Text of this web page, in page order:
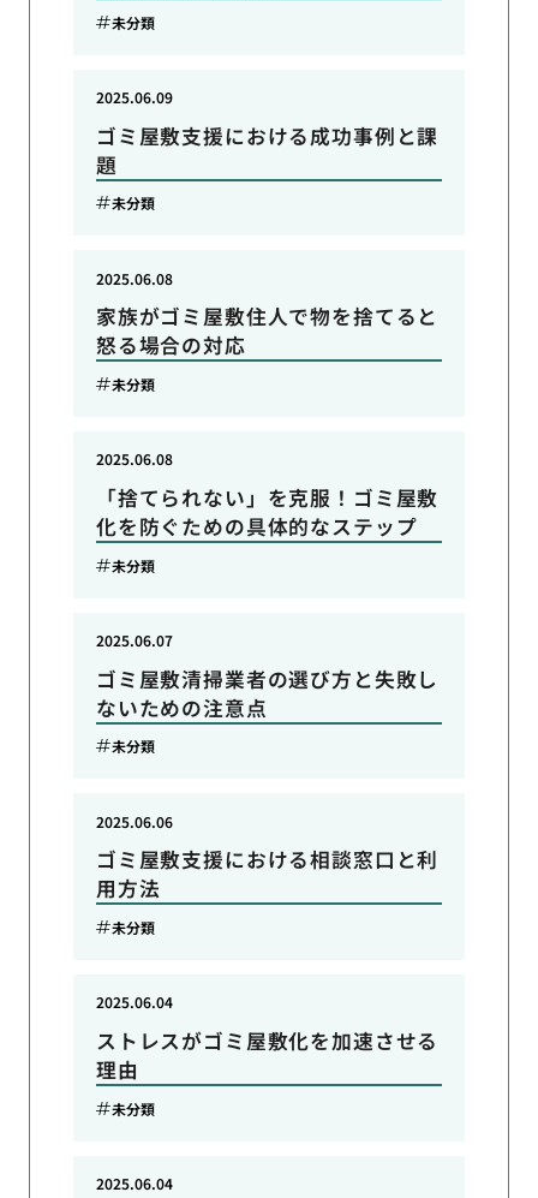
未分類
ゴミ屋敷支援における成功事例と課
題
2025.06.09
未分類
家族がゴミ屋敷住人で物を捨てると
怒る場合の対応
2025.06.08
未分類
「捨てられない」を克服！ゴミ屋敷
化を防ぐための具体的なステップ
2025.06.08
未分類
ゴミ屋敷清掃業者の選び方と失敗し
ないための注意点
2025.06.07
未分類
ゴミ屋敷支援における相談窓口と利
用方法
2025.06.06
未分類
ストレスがゴミ屋敷化を加速させる
理由
2025.06.04
未分類
2025.06.04